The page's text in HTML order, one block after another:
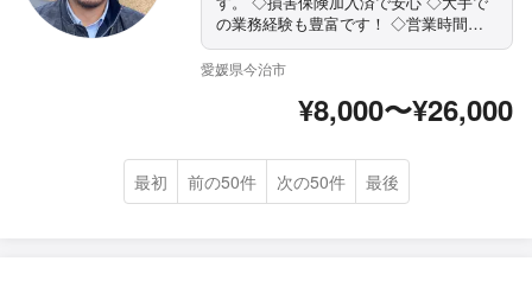
の業務経験も豊富です！ ◇営業時間外
もご相談ください ◇精一杯対応しま
す！ぜひ当店にお任せください まずは
愛媛県今治市
¥8,000〜¥26,000
最初 前の50件 次の50件 最後